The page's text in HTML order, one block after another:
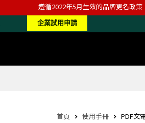
遵循2022年5月生效的品牌更名政
企業試用申請
首頁 使用手冊 PDF文